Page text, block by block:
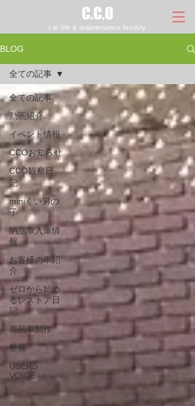
C.C.O
car life & maintenance factory
BLOG
全ての記事
動画紹介
イベント情報
CCOお知らせ
CCO観察日
記
miniくい男の
子
納品車入庫情
報
お客様の車紹
介
ゼロから始め
るレストア日
記
商品車制作
整備
USERS
VOICE
全ての記事